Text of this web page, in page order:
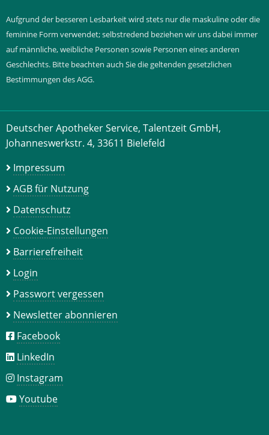
Aufgrund der besseren Lesbarkeit wird stets nur die maskuline oder die
feminine Form verwendet; selbstredend beziehen wir uns dabei immer
auf männliche, weibliche Personen sowie Personen eines anderen
Geschlechts. Bitte beachten auch Sie die geltenden gesetzlichen
Bestimmungen des AGG.
Deutscher Apotheker Service, Talentzeit GmbH,
Johanneswerkstr. 4, 33611 Bielefeld
Impressum
AGB für Nutzung
Datenschutz
Cookie-Einstellungen
Barrierefreiheit
Login
Passwort vergessen
Newsletter abonnieren
Facebook
LinkedIn
Instagram
Youtube